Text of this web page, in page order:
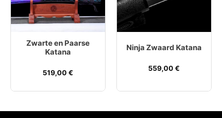
Zwarte en Paarse
Katana
519,00 €
Ninja Zwaard Katana
559,00 €